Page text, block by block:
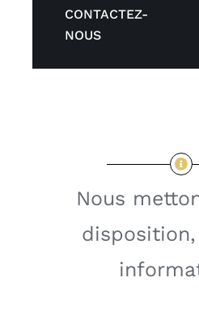
CONTACTEZ-
NOUS
Nous
disposition,